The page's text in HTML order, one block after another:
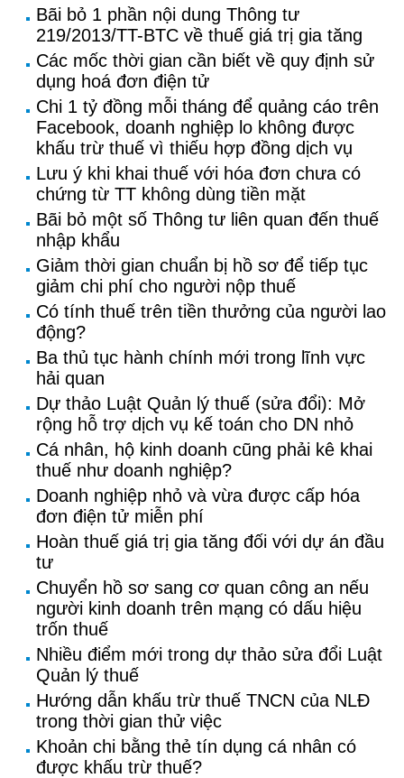
Bãi bỏ 1 phần nội dung Thông tư
219/2013/TT-BTC về thuế giá trị gia tăng
Các mốc thời gian cần biết về quy định sử
dụng hoá đơn điện tử
Chi 1 tỷ đồng mỗi tháng để quảng cáo trên
Facebook, doanh nghiệp lo không được
khấu trừ thuế vì thiếu hợp đồng dịch vụ
Lưu ý khi khai thuế với hóa đơn chưa có
chứng từ TT không dùng tiền mặt
Bãi bỏ một số Thông tư liên quan đến thuế
nhập khẩu
Giảm thời gian chuẩn bị hồ sơ để tiếp tục
giảm chi phí cho người nộp thuế
Có tính thuế trên tiền thưởng của người lao
động?
Ba thủ tục hành chính mới trong lĩnh vực
hải quan
Dự thảo Luật Quản lý thuế (sửa đổi): Mở
rộng hỗ trợ dịch vụ kế toán cho DN nhỏ
Cá nhân, hộ kinh doanh cũng phải kê khai
thuế như doanh nghiệp?
Doanh nghiệp nhỏ và vừa được cấp hóa
đơn điện tử miễn phí
Hoàn thuế giá trị gia tăng đối với dự án đầu
tư
Chuyển hồ sơ sang cơ quan công an nếu
người kinh doanh trên mạng có dấu hiệu
trốn thuế
Nhiều điểm mới trong dự thảo sửa đổi Luật
Quản lý thuế
Hướng dẫn khấu trừ thuế TNCN của NLĐ
trong thời gian thử việc
Khoản chi bằng thẻ tín dụng cá nhân có
được khấu trừ thuế?